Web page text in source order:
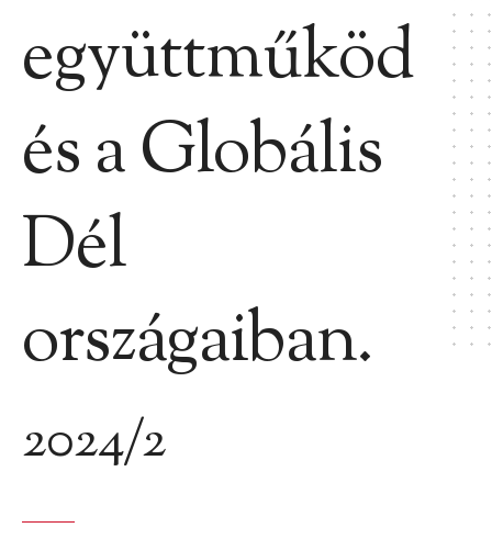
együttműköd
és a Globális
Dél
országaiban.
2024/2